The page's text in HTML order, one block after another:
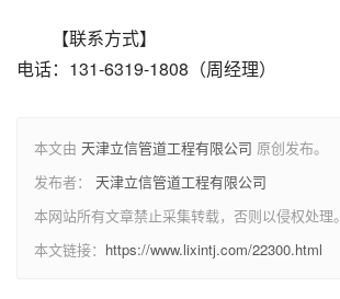
【联系方式】
电话：131-6319-1808（周经理）
本文由 天津立信管道工程有限公司 原创发布。
发布者： 天津立信管道工程有限公司
本网站所有文章禁止采集转载，否则以侵权处理。
本文链接： https://www.lixintj.com/22300.html